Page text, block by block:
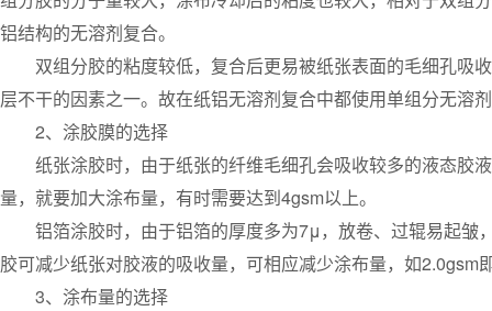
铝结构的无溶剂复合。
双组分胶的粘度较低，复合后更易被纸张表面的毛细孔吸
层不干的因素之一。故在纸铝无溶剂复合中都使用单组分无溶
2、涂胶膜的选择
纸张涂胶时，由于纸张的纤维毛细孔会吸收较多的液态胶
量，就要加大涂布量，有时需要达到4gsm以上。
铝箔涂胶时，由于铝箔的厚度多为7μ，放卷、过辊易起皱
胶可减少纸张对胶液的吸收量，可相应减少涂布量，如2.0gsm
3、涂布量的选择